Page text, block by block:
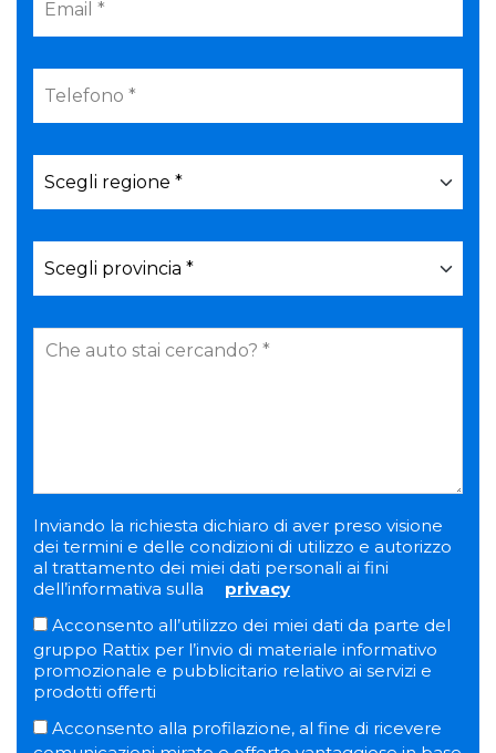
Inviando la richiesta dichiaro di aver preso visione
dei termini e delle condizioni di utilizzo e autorizzo
al trattamento dei miei dati personali ai fini
dell’informativa sulla
privacy
Acconsento all’utilizzo dei miei dati da parte del
gruppo Rattix per l’invio di materiale informativo
promozionale e pubblicitario relativo ai servizi e
prodotti offerti
Acconsento alla profilazione, al fine di ricevere